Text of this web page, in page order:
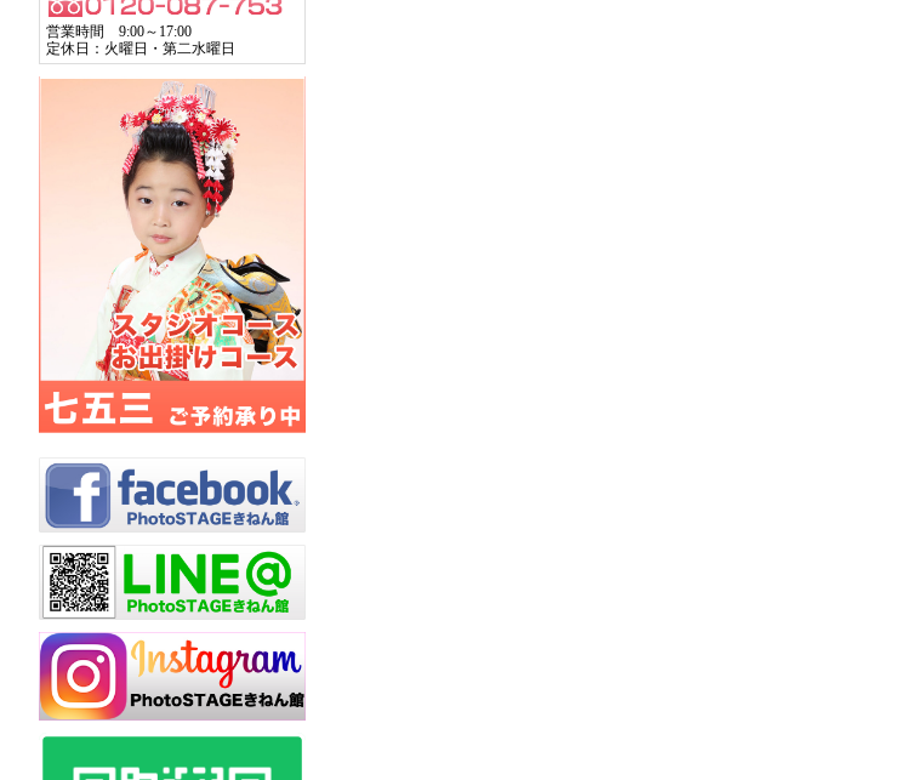
営業時間 9:00～17:00
定休日：火曜日・第二水曜日